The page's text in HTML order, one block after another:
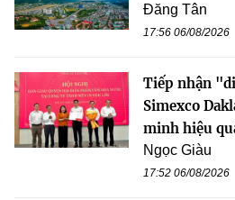
Đăng Tân
17:56 06/08/2026
Tiếp nhận
Simexco
minh hiệu
Ngọc Giàu
17:52 06/08/2026